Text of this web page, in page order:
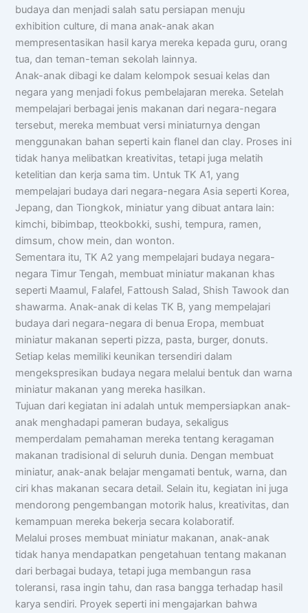
budaya dan menjadi salah satu persiapan menuju
exhibition culture, di mana anak-anak akan
mempresentasikan hasil karya mereka kepada guru, orang
tua, dan teman-teman sekolah lainnya.
Anak-anak dibagi ke dalam kelompok sesuai kelas dan
negara yang menjadi fokus pembelajaran mereka. Setelah
mempelajari berbagai jenis makanan dari negara-negara
tersebut, mereka membuat versi miniaturnya dengan
menggunakan bahan seperti kain flanel dan clay. Proses ini
tidak hanya melibatkan kreativitas, tetapi juga melatih
ketelitian dan kerja sama tim. Untuk TK A1, yang
mempelajari budaya dari negara-negara Asia seperti Korea,
Jepang, dan Tiongkok, miniatur yang dibuat antara lain:
kimchi, bibimbap, tteokbokki, sushi, tempura, ramen,
dimsum, chow mein, dan wonton.
Sementara itu, TK A2 yang mempelajari budaya negara-
negara Timur Tengah, membuat miniatur makanan khas
seperti Maamul, Falafel, Fattoush Salad, Shish Tawook dan
shawarma. Anak-anak di kelas TK B, yang mempelajari
budaya dari negara-negara di benua Eropa, membuat
miniatur makanan seperti pizza, pasta, burger, donuts.
Setiap kelas memiliki keunikan tersendiri dalam
mengekspresikan budaya negara melalui bentuk dan warna
miniatur makanan yang mereka hasilkan.
Tujuan dari kegiatan ini adalah untuk mempersiapkan anak-
anak menghadapi pameran budaya, sekaligus
memperdalam pemahaman mereka tentang keragaman
makanan tradisional di seluruh dunia. Dengan membuat
miniatur, anak-anak belajar mengamati bentuk, warna, dan
ciri khas makanan secara detail. Selain itu, kegiatan ini juga
mendorong pengembangan motorik halus, kreativitas, dan
kemampuan mereka bekerja secara kolaboratif.
Melalui proses membuat miniatur makanan, anak-anak
tidak hanya mendapatkan pengetahuan tentang makanan
dari berbagai budaya, tetapi juga membangun rasa
toleransi, rasa ingin tahu, dan rasa bangga terhadap hasil
karya sendiri. Proyek seperti ini mengajarkan bahwa